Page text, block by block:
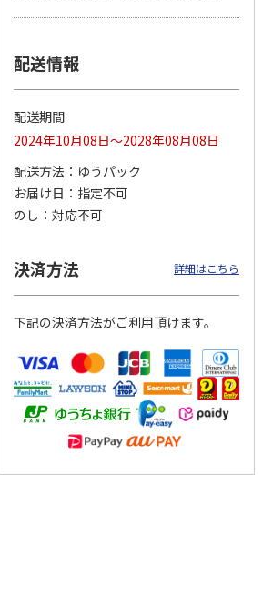
ペット線香 虹のか
なた フルーティフ
ローラルの香り
590円
(送料別・税込)
100円
(送料別・税込)
配送情報
配送期間
2024年10月08日～2028年08月08日
配送方法
ゆうパック
お届け日
指定不可
のし
対応不可
決済方法 詳細はこちら
下記の決済方法がご利用頂けます。